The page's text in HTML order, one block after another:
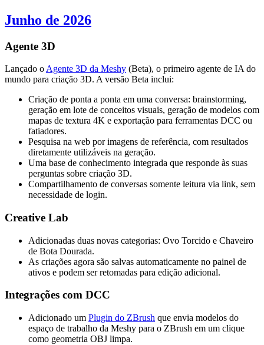
Junho de 2026
Agente 3D
Lançado o Agente 3D da Meshy (Beta), o primeiro agente de IA do
mundo para criação 3D. A versão Beta inclui:
Criação de ponta a ponta em uma conversa: brainstorming,
geração em lote de conceitos visuais, geração de modelos com
mapas de textura 4K e exportação para ferramentas DCC ou
fatiadores.
Pesquisa na web por imagens de referência, com resultados
diretamente utilizáveis na geração.
Uma base de conhecimento integrada que responde às suas
perguntas sobre criação 3D.
Compartilhamento de conversas somente leitura via link, sem
necessidade de login.
Creative Lab
Adicionadas duas novas categorias: Ovo Torcido e Chaveiro
de Bota Dourada.
As criações agora são salvas automaticamente no painel de
ativos e podem ser retomadas para edição adicional.
Integrações com DCC
Adicionado um Plugin do ZBrush que envia modelos do
espaço de trabalho da Meshy para o ZBrush em um clique
como geometria OBJ limpa.